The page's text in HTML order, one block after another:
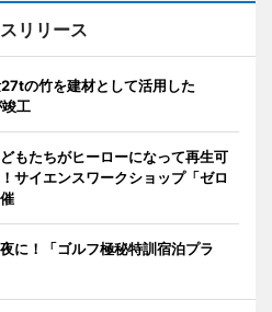
リリース
の竹を建材として活用した
竣工
もたちがヒーローになって再生可
サイエンスワークショップ「ゼロ
に！「ゴルフ極秘特訓宿泊プラ